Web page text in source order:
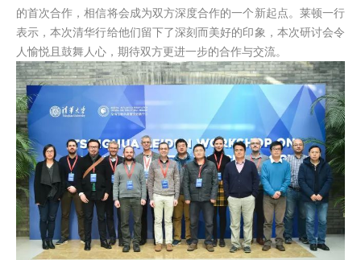
的首次合作，相信将会成为双方深度合作的一个新起点。莱顿一行
表示，本次清华行给他们留下了深刻而美好的印象，本次研讨会令
人愉悦且鼓舞人心，期待双方更进一步的合作与交流。